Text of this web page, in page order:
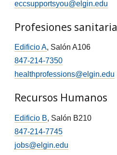
eccsupportsyou@elgin.edu
Profesiones
Edificio A, Salón A106
847-214-7350
healthprofessions@elgin.edu
Recursos Humanos
Edificio B, Salón B210
847-214-7745
jobs@elgin.edu